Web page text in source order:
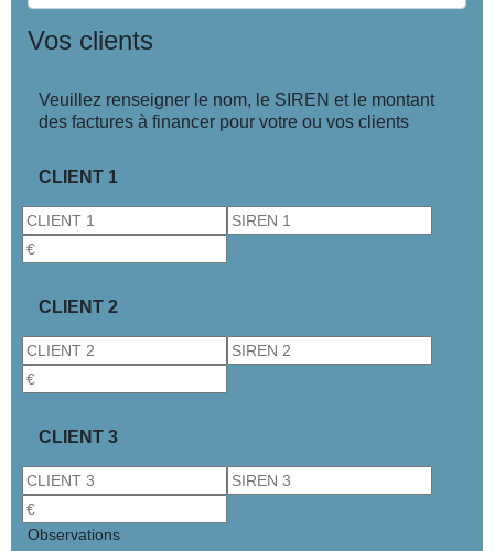
Vos clients
Veuillez renseigner le nom, le SIREN et le montant
des factures à financer pour votre ou vos clients
CLIENT 1
CLIENT 2
CLIENT 3
Observations